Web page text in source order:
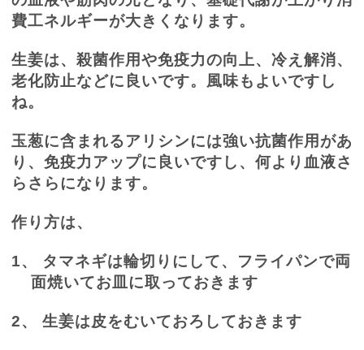
費工ネルギーが大きくなります。
生姜は、殺菌作用や免疫力の向上、冷え解消、
老化防止などに良いです。風味もよいですし
ね。
玉葱に含まれるアリシンには強い抗菌作用があ
り、免疫力アップに良いですし、何より血液さ
らさらになります。
作り方は、
1、
タマネギは輪切りにして、フライパンで両
面焼いてお皿に取っておきます
2、 生姜は皮をむいておろしておきます